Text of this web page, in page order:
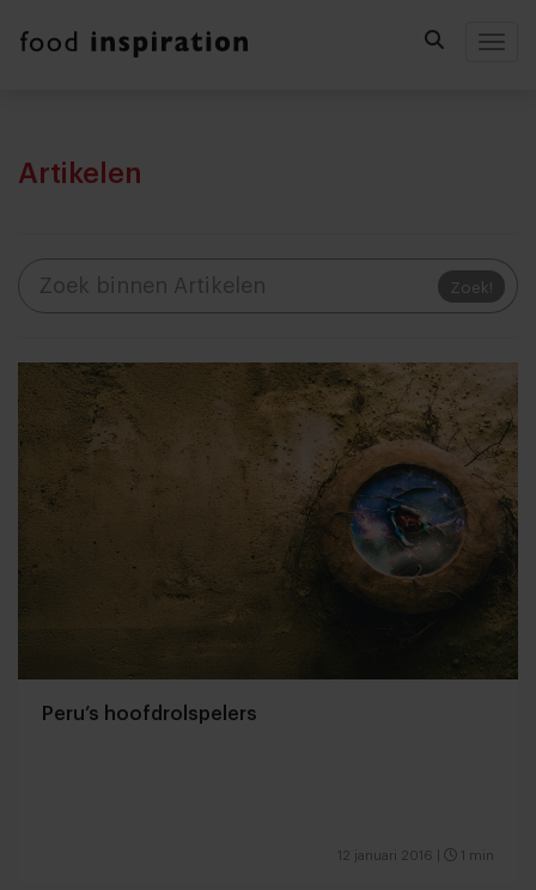
Artikelen
Zoek!
Peru’s hoofdrolspelers
12 januari 2016 1 min